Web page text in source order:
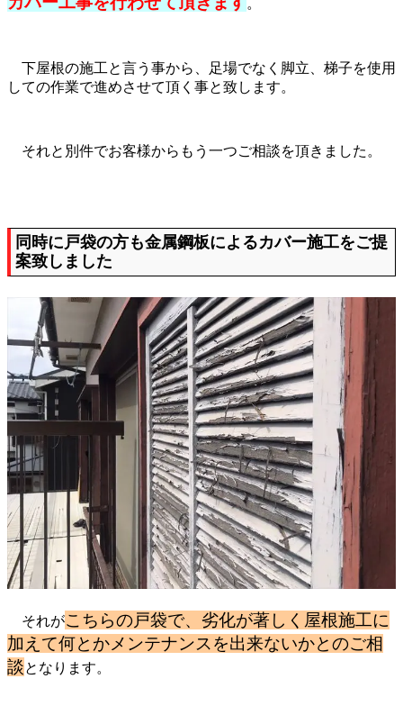
下屋根の施工と言う事から、足場でなく脚立、梯子を使用
しての作業で進めさせて頂く事と致します。
それと別件でお客様からもう一つご相談を頂きました。
同時に戸袋の方も金属鋼板によるカバー施工をご提
案致しました
それがこちらの戸袋で、劣化が著しく屋根施工に
加えて何とかメンテナンスを出来ないかとのご相
談となります。